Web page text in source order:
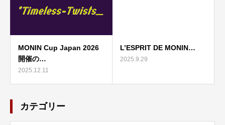
MONIN Cup Japan 2026
開催の…
2025.12.11
L’ESPRIT DE MONIN…
2025.9.29
カテゴリー